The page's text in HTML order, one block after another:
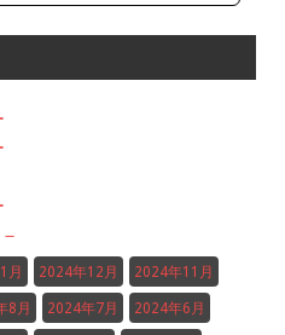
月 2024年12月 2024年11月
8月 2024年7月 2024年6月